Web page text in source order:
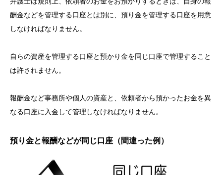
酬金などを管理する口座とは別に、預り金を管理する口座を用意
しなければなりません。
自らの資産を管理する口座と預かり金を同じ口座で管理すること
は許されません。
報酬金など事務所や個人の資産と、依頼者から預かったお金を異
なる口座に入金して管理しなければなりません。
預り金と報酬などが同じ口座（間違った例）